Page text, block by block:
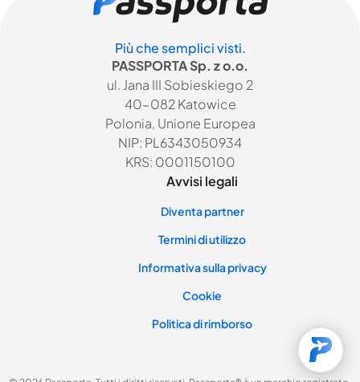
Più che semplici visti.
PASSPORTA Sp. z o.o.
ul. Jana III Sobieskiego 2
40-082 Katowice
Polonia, Unione Europea
NIP: PL6343050934
KRS: 0001150100
Avvisi legali
Diventa partner
Termini di utilizzo
Informativa sulla privacy
Cookie
Politica di rimborso